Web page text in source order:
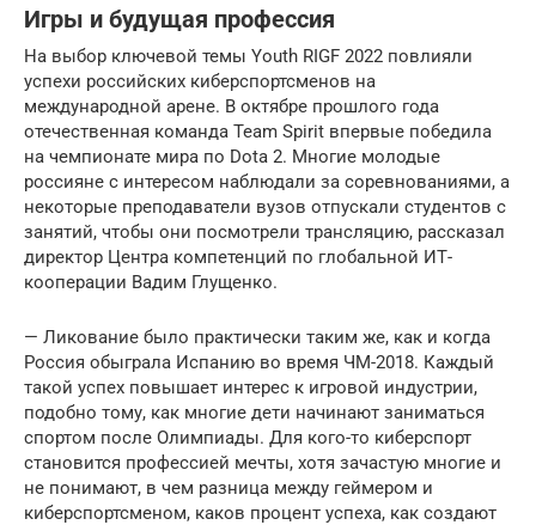
Игры и будущая профессия
На выбор ключевой темы Youth RIGF 2022 повлияли
успехи российских киберспортсменов на
международной арене. В октябре прошлого года
отечественная команда Team Spirit впервые победила
на чемпионате мира по Dota 2. Многие молодые
россияне с интересом наблюдали за соревнованиями, а
некоторые преподаватели вузов отпускали студентов с
занятий, чтобы они посмотрели трансляцию, рассказал
директор Центра компетенций по глобальной ИТ-
кооперации Вадим Глущенко.
— Ликование было практически таким же, как и когда
Россия обыграла Испанию во время ЧМ-2018. Каждый
такой успех повышает интерес к игровой индустрии,
подобно тому, как многие дети начинают заниматься
спортом после Олимпиады. Для кого-то киберспорт
становится профессией мечты, хотя зачастую многие и
не понимают, в чем разница между геймером и
киберспортсменом, каков процент успеха, как создают